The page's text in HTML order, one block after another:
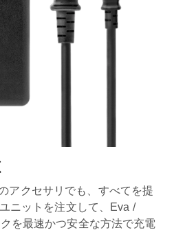
アクセサリでも、すべてを提
ニットを注文して、Eva /
を最速かつ安全な方法で充電